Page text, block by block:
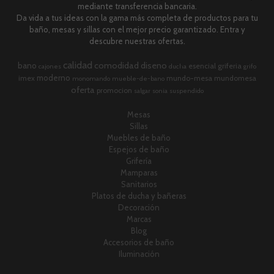
mediante transferencia bancaria.
Da vida a tus ideas con la gama más completa de productos para tu
baño, mesas y sillas con el mejor precio garantizado. Entra y
descubre nuestras ofertas.
bano cajones calidad comodidad diseno ducha esencial griferia grifo
imex moderno monomando mueble-de-bano mundo-mesa mundomesa
oferta promocion salgar sonia suspendido
Mesas
Sillas
Muebles de baño
Espejos de baño
Grifería
Mamparas
Sanitarios
Platos de ducha y bañeras
Decoración
Marcas
Blog
Accesorios de baño
Iluminación